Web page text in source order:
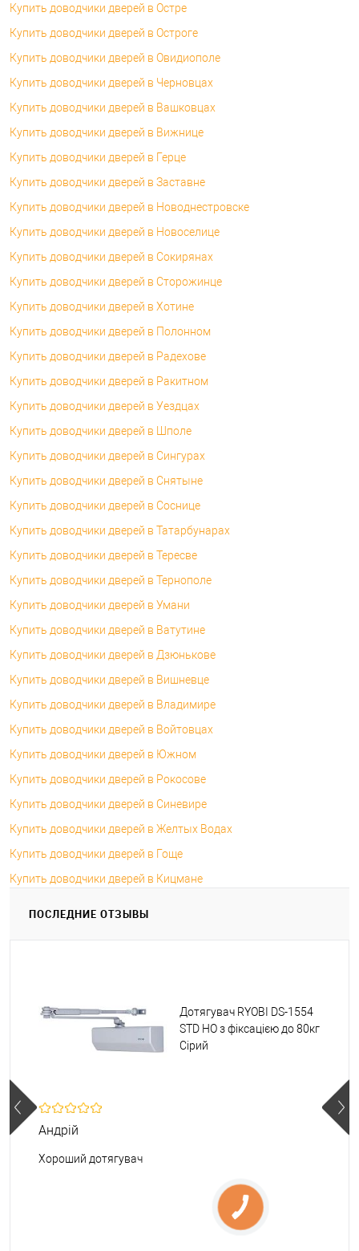
Купить доводчики дверей в Остре
Купить доводчики дверей в Остроге
Купить доводчики дверей в Овидиополе
Купить доводчики дверей в Черновцах
Купить доводчики дверей в Вашковцах
Купить доводчики дверей в Вижнице
Купить доводчики дверей в Герце
Купить доводчики дверей в Заставне
Купить доводчики дверей в Новоднестровске
Купить доводчики дверей в Новоселице
Купить доводчики дверей в Сокирянах
Купить доводчики дверей в Сторожинце
Купить доводчики дверей в Хотине
Купить доводчики дверей в Полонном
Купить доводчики дверей в Радехове
Купить доводчики дверей в Ракитном
Купить доводчики дверей в Уездцах
Купить доводчики дверей в Шполе
Купить доводчики дверей в Сингурах
Купить доводчики дверей в Снятыне
Купить доводчики дверей в Соснице
Купить доводчики дверей в Татарбунарах
Купить доводчики дверей в Тересве
Купить доводчики дверей в Тернополе
Купить доводчики дверей в Умани
Купить доводчики дверей в Ватутине
Купить доводчики дверей в Дзюнькове
Купить доводчики дверей в Вишневце
Купить доводчики дверей в Владимире
Купить доводчики дверей в Войтовцах
Купить доводчики дверей в Южном
Купить доводчики дверей в Рокосове
Купить доводчики дверей в Синевире
Купить доводчики дверей в Желтых Водах
Купить доводчики дверей в Гоще
Купить доводчики дверей в Кицмане
ПОСЛЕДНИЕ ОТЗЫВЫ
Дотягувач RYOBI DS-1554
STD HO з фіксацією до 80кг
Сірий
Андрій
Хороший дотягувач